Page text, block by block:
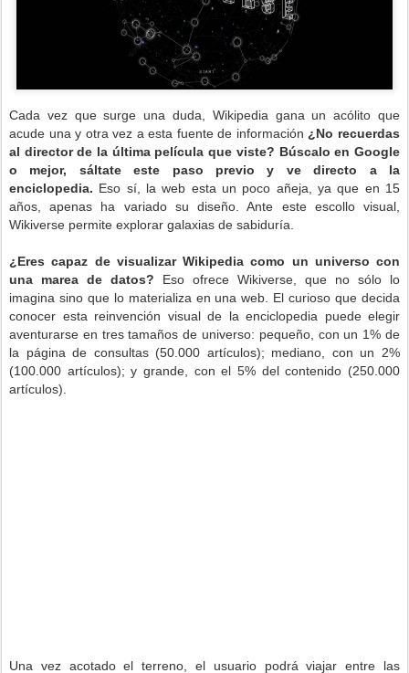
Cada vez que surge una duda, Wikipedia gana un acólito que
acude una y otra vez a esta fuente de información ¿No recuerdas
al director de la última película que viste? Búscalo en Google
o mejor, sáltate este paso previo y ve directo a la
enciclopedia. Eso sí, la web esta un poco añeja, ya que en 15
años, apenas ha variado su diseño. Ante este escollo visual,
Wikiverse permite explorar galaxias de sabiduría.
¿Eres capaz de visualizar Wikipedia como un universo con
una marea de datos? Eso ofrece Wikiverse, que no sólo lo
imagina sino que lo materializa en una web. El curioso que decida
conocer esta reinvención visual de la enciclopedia puede elegir
aventurarse en tres tamaños de universo: pequeño, con un 1% de
la página de consultas (50.000 artículos); mediano, con un 2%
(100.000 artículos); y grande, con el 5% del contenido (250.000
artículos).
Una vez acotado el terreno, el usuario podrá viajar entre las